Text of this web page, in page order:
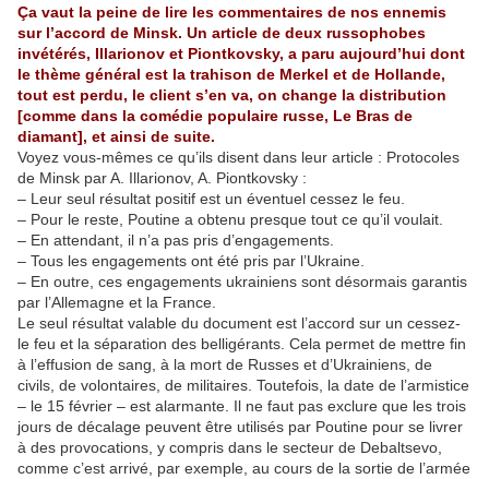
Ça vaut la peine de lire les commentaires de nos ennemis
sur l’accord de Minsk. Un article de deux russophobes
invétérés, Illarionov et Piontkovsky, a paru aujourd’hui dont
le thème général est la trahison de Merkel et de Hollande,
tout est perdu, le client s’en va, on change la distribution
[comme dans la comédie populaire russe, Le Bras de
diamant], et ainsi de suite.
Voyez vous-mêmes ce qu’ils disent dans leur article : Protocoles
de Minsk par A. Illarionov, A. Piontkovsky :
– Leur seul résultat positif est un éventuel cessez le feu.
– Pour le reste, Poutine a obtenu presque tout ce qu’il voulait.
– En attendant, il n’a pas pris d’engagements.
– Tous les engagements ont été pris par l’Ukraine.
– En outre, ces engagements ukrainiens sont désormais garantis
par l’Allemagne et la France.
Le seul résultat valable du document est l’accord sur un cessez-
le feu et la séparation des belligérants. Cela permet de mettre fin
à l’effusion de sang, à la mort de Russes et d’Ukrainiens, de
civils, de volontaires, de militaires. Toutefois, la date de l’armistice
– le 15 février – est alarmante. Il ne faut pas exclure que les trois
jours de décalage peuvent être utilisés par Poutine pour se livrer
à des provocations, y compris dans le secteur de Debaltsevo,
comme c’est arrivé, par exemple, au cours de la sortie de l’armée